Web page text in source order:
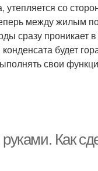
со
между жилым
сразу проникает
будет
свои
Как